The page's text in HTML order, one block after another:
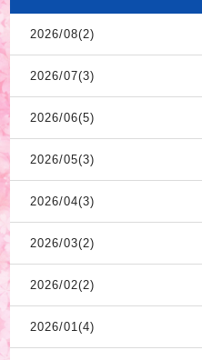
2026/08(2)
2026/07(3)
2026/06(5)
2026/05(3)
2026/04(3)
2026/03(2)
2026/02(2)
2026/01(4)